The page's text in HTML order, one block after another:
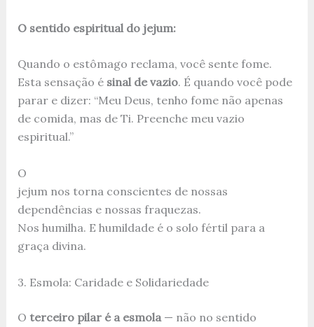
O sentido espiritual do jejum:
Quando o estômago reclama, você sente fome.
Esta sensação é sinal de vazio. É quando você pode
parar e dizer: “Meu Deus, tenho fome não apenas
de comida, mas de Ti. Preenche meu vazio
espiritual.”
O
jejum nos torna conscientes de nossas
dependências e nossas fraquezas.
Nos humilha. E humildade é o solo fértil para a
graça divina.
3. Esmola: Caridade e Solidariedade
O terceiro pilar é a esmola— não no sentido